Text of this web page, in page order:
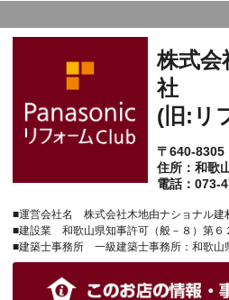
株式会
社
(旧:リ
〒640-8305
住所：和歌
電話：073-
■運営会社名 株式会社木地由ナショナル建
■建設業 和歌山県知事許可（般－８）第６
■建築士事務所 一級建築士事務所：和歌山